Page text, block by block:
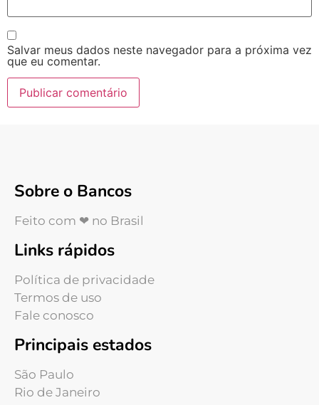
Salvar meus dados neste navegador para a próxima vez
que eu comentar.
Sobre o Bancos
Feito com ❤ no Brasil
Links rápidos
Política de privacidade
Termos de uso
Fale conosco
Principais estados
São Paulo
Rio de Janeiro